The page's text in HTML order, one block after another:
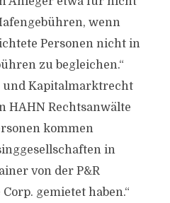
wenn
Personen nicht in
zu begleichen.“
und Kapitalmarktrecht
HAHN Rechtsanwälte
kommen
in
von der P&R
gemietet haben.“